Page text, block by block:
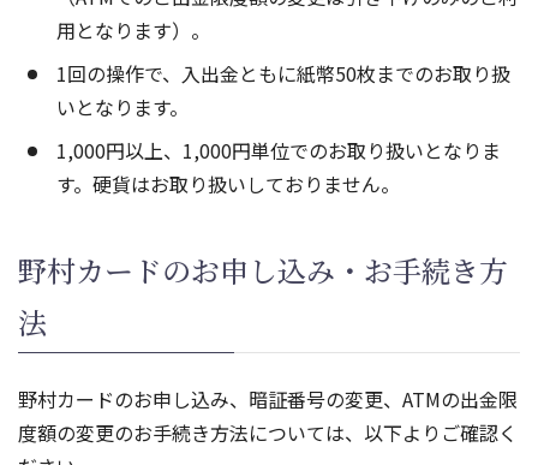
用となります）。
1回の操作で、入出金ともに紙幣50枚までのお取り扱
いとなります。
1,000円以上、1,000円単位でのお取り扱いとなりま
す。硬貨はお取り扱いしておりません。
野村カードのお申し込み・お手続き方
法
野村カードのお申し込み、暗証番号の変更、ATMの出金限
度額の変更のお手続き方法については、以下よりご確認く